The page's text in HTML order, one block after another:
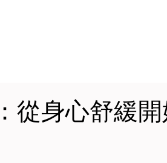
從身心舒緩